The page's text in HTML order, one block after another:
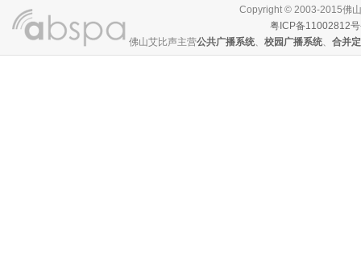
Copyright © 2003-2015佛
粤ICP备11002812
佛山艾比声主营公共广播系统、 校园广播系统、 合并